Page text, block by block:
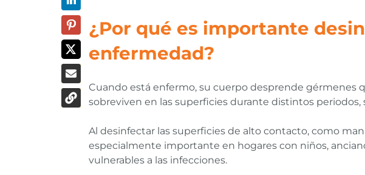
¿Por qué es importante
enfermedad?
Cuando está enfermo, su cuerpo desprende gérmenes
sobreviven en las superficies durante distintos
Al desinfectar las superficies de alto contacto, como
especialmente importante en hogares con niños,
vulnerables a las infecciones.